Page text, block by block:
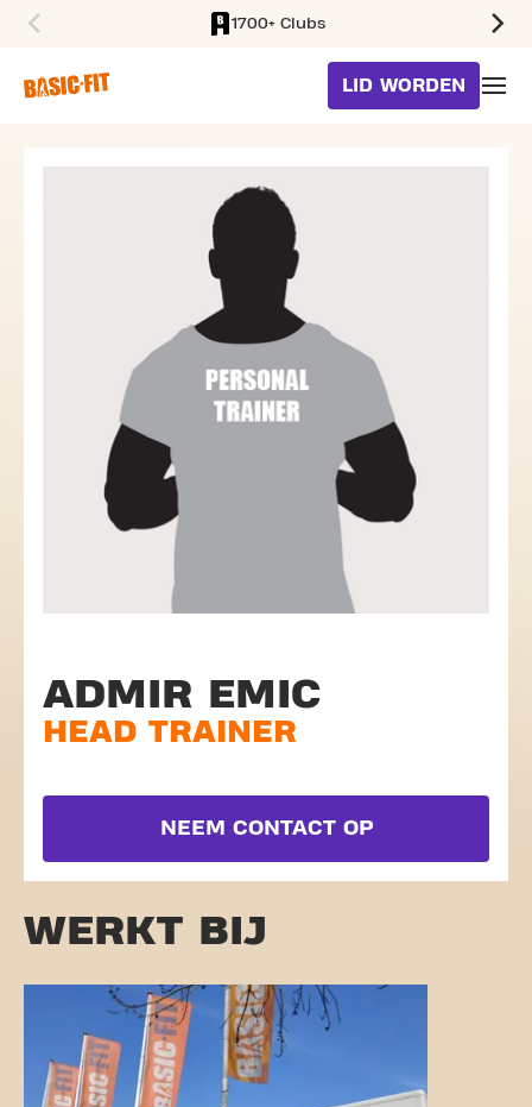
1700+ Clubs
LID WORDEN
ADMIR EMIC
HEAD TRAINER
NEEM CONTACT OP
WERKT BIJ